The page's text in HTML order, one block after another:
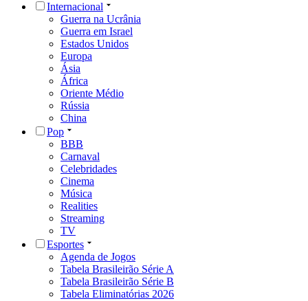
Internacional
Guerra na Ucrânia
Guerra em Israel
Estados Unidos
Europa
Ásia
África
Oriente Médio
Rússia
China
Pop
BBB
Carnaval
Celebridades
Cinema
Música
Realities
Streaming
TV
Esportes
Agenda de Jogos
Tabela Brasileirão Série A
Tabela Brasileirão Série B
Tabela Eliminatórias 2026